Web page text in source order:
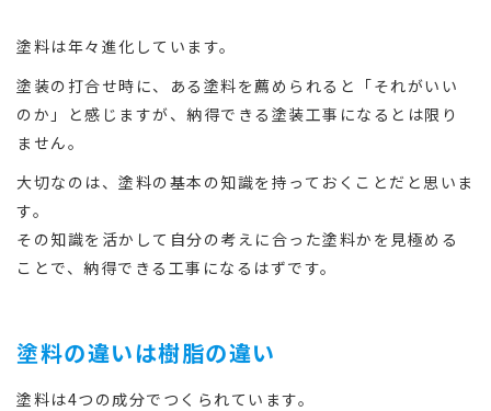
塗料は年々進化しています。
塗装の打合せ時に、ある塗料を薦められると「それがいい
のか」と感じますが、納得できる塗装工事になるとは限り
ません。
大切なのは、塗料の基本の知識を持っておくことだと思いま
す。
その知識を活かして自分の考えに合った塗料かを見極める
ことで、納得できる工事になるはずです。
塗料の違いは樹脂の違い
塗料は4つの成分でつくられています。